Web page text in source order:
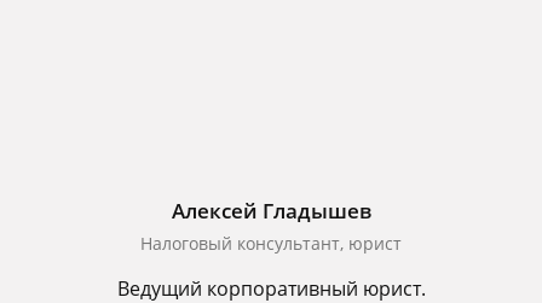
Алексей Гладышев
Налоговый консультант, юрист
Ведущий корпоративный юрист.